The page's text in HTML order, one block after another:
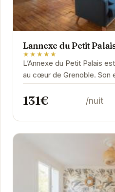
Lannexe du Petit
★★★★★
L’Annexe du Petit Palais
au cœur de Grenoble. Son
vous permet d'accéder
131€ /nuit